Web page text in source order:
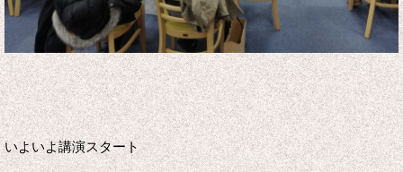
いよいよ講演スタート